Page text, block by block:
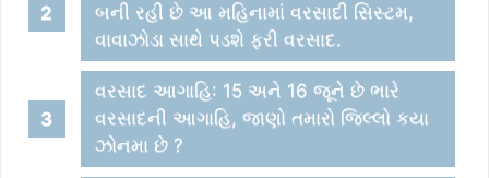
બની રહી છે આ મહિનામાં વરસાદી સિસ્ટમ,
વાવાઝોડા સાથે પડશે ફરી વરસાદ.
વરસાદ આગાહિ: 15 અને 16 જૂને છે ભારે
વરસાદની આગાહિ, જાણો તમારો જિલ્લો કયા
ઝોનમા છે ?